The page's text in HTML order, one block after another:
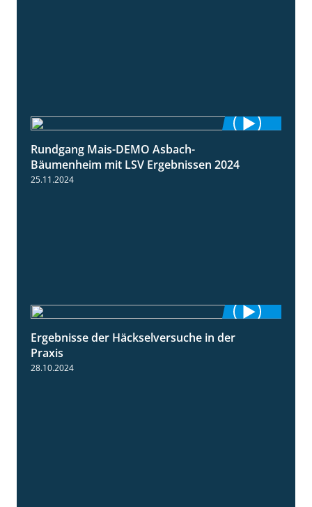
Rundgang Mais-DEMO Asbach-
Bäumenheim mit LSV Ergebnissen 2024
25.11.2024
Ergebnisse der Häckselversuche in der
Praxis
28.10.2024